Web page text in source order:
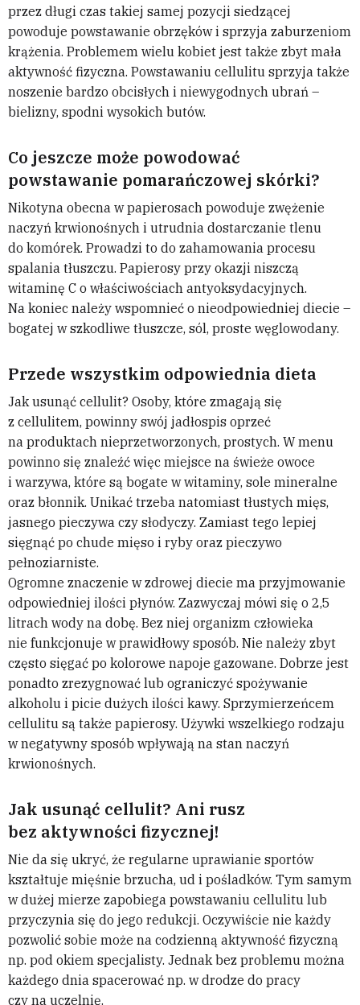
przez długi czas takiej samej pozycji siedzącej
powoduje powstawanie obrzęków i sprzyja zaburzeniom
krążenia. Problemem wielu kobiet jest także zbyt mała
aktywność fizyczna. Powstawaniu cellulitu sprzyja także
noszenie bardzo obcisłych i niewygodnych ubrań –
bielizny, spodni wysokich butów.
Co jeszcze może powodować
powstawanie pomarańczowej skórki?
Nikotyna obecna w papierosach powoduje zwężenie
naczyń krwionośnych i utrudnia dostarczanie tlenu
do komórek. Prowadzi to do zahamowania procesu
spalania tłuszczu. Papierosy przy okazji niszczą
witaminę C o właściwościach antyoksydacyjnych.
Na koniec należy wspomnieć o nieodpowiedniej diecie –
bogatej w szkodliwe tłuszcze, sól, proste węglowodany.
Przede wszystkim odpowiednia dieta
Jak usunąć cellulit? Osoby, które zmagają się
z cellulitem, powinny swój jadłospis oprzeć
na produktach nieprzetworzonych, prostych. W menu
powinno się znaleźć więc miejsce na świeże owoce
i warzywa, które są bogate w witaminy, sole mineralne
oraz błonnik. Unikać trzeba natomiast tłustych mięs,
jasnego pieczywa czy słodyczy. Zamiast tego lepiej
sięgnąć po chude mięso i ryby oraz pieczywo
pełnoziarniste.
Ogromne znaczenie w zdrowej diecie ma przyjmowanie
odpowiedniej ilości płynów. Zazwyczaj mówi się o 2,5
litrach wody na dobę. Bez niej organizm człowieka
nie funkcjonuje w prawidłowy sposób. Nie należy zbyt
często sięgać po kolorowe napoje gazowane. Dobrze jest
ponadto zrezygnować lub ograniczyć spożywanie
alkoholu i picie dużych ilości kawy. Sprzymierzeńcem
cellulitu są także papierosy. Używki wszelkiego rodzaju
w negatywny sposób wpływają na stan naczyń
krwionośnych.
Jak usunąć cellulit? Ani rusz
bez aktywności fizycznej!
Nie da się ukryć, że regularne uprawianie sportów
kształtuje mięśnie brzucha, ud i pośladków. Tym samym
w dużej mierze zapobiega powstawaniu cellulitu lub
przyczynia się do jego redukcji. Oczywiście nie każdy
pozwolić sobie może na codzienną aktywność fizyczną
np. pod okiem specjalisty. Jednak bez problemu można
każdego dnia spacerować np. w drodze do pracy
czy na uczelnię.